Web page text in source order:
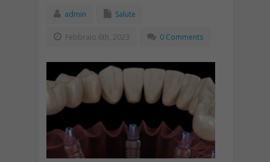
admin Salute
Febbraio 6th, 2023 0 Comments